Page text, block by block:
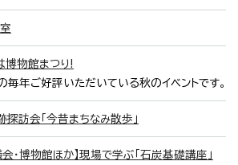
博物館まつり!
年ご好評いただいている秋のイベントです。
探訪会「今昔まちなみ散歩」
・博物館ほか】現場で学ぶ「石炭基礎講座」